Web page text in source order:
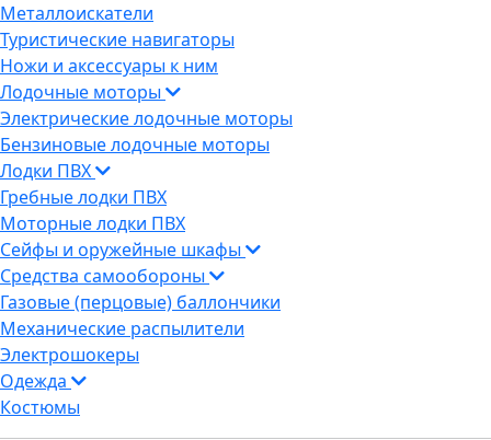
Металлоискатели
Туристические навигаторы
Ножи и аксессуары к ним
Лодочные моторы
Электрические лодочные моторы
Бензиновые лодочные моторы
Лодки ПВХ
Гребные лодки ПВХ
Моторные лодки ПВХ
Сейфы и оружейные шкафы
Средства самообороны
Газовые (перцовые) баллончики
Механические распылители
Электрошокеры
Одежда
Костюмы